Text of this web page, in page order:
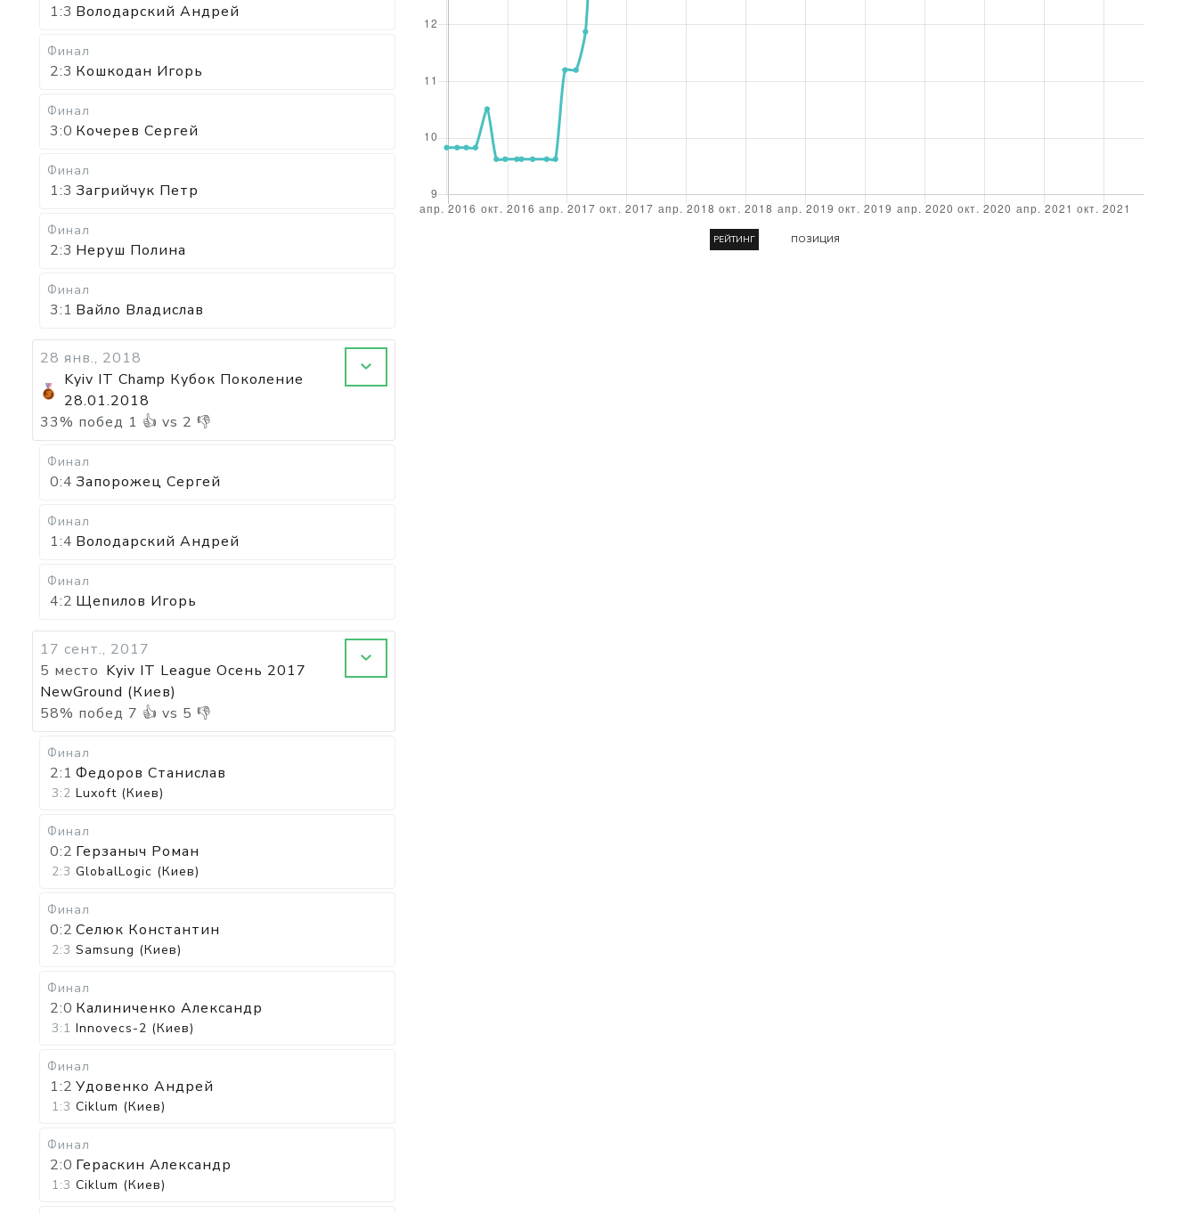
1:3 Володарский Андрей
Финал
2:3 Кошкодан Игорь
Финал
3:0 Кочерев Сергей
Финал
1:3 Загрийчук Петр
Финал
2:3 Неруш Полина
Финал
3:1 Вайло Владислав
28 янв., 2018
Kyiv IT Champ Кубок Поколение
28.01.2018
33% побед 1 👍 vs 2 👎
Финал
0:4 Запорожец Сергей
Финал
1:4 Володарский Андрей
Финал
4:2 Щепилов Игорь
17 сент., 2017
5 место Kyiv IT League Осень 2017
NewGround (Киев)
58% побед 7 👍 vs 5 👎
Финал
2:1 Федоров Станислав
3:2 Luxoft (Киев)
Финал
0:2 Герзаныч Роман
2:3 GlobalLogic (Киев)
Финал
0:2 Селюк Константин
2:3 Samsung (Киев)
Финал
2:0 Калиниченко Александр
3:1 Innovecs-2 (Киев)
Финал
1:2 Удовенко Андрей
1:3 Ciklum (Киев)
Финал
2:0 Гераскин Александр
1:3 Ciklum (Киев)
РЕЙТИНГ ПОЗИЦИЯ